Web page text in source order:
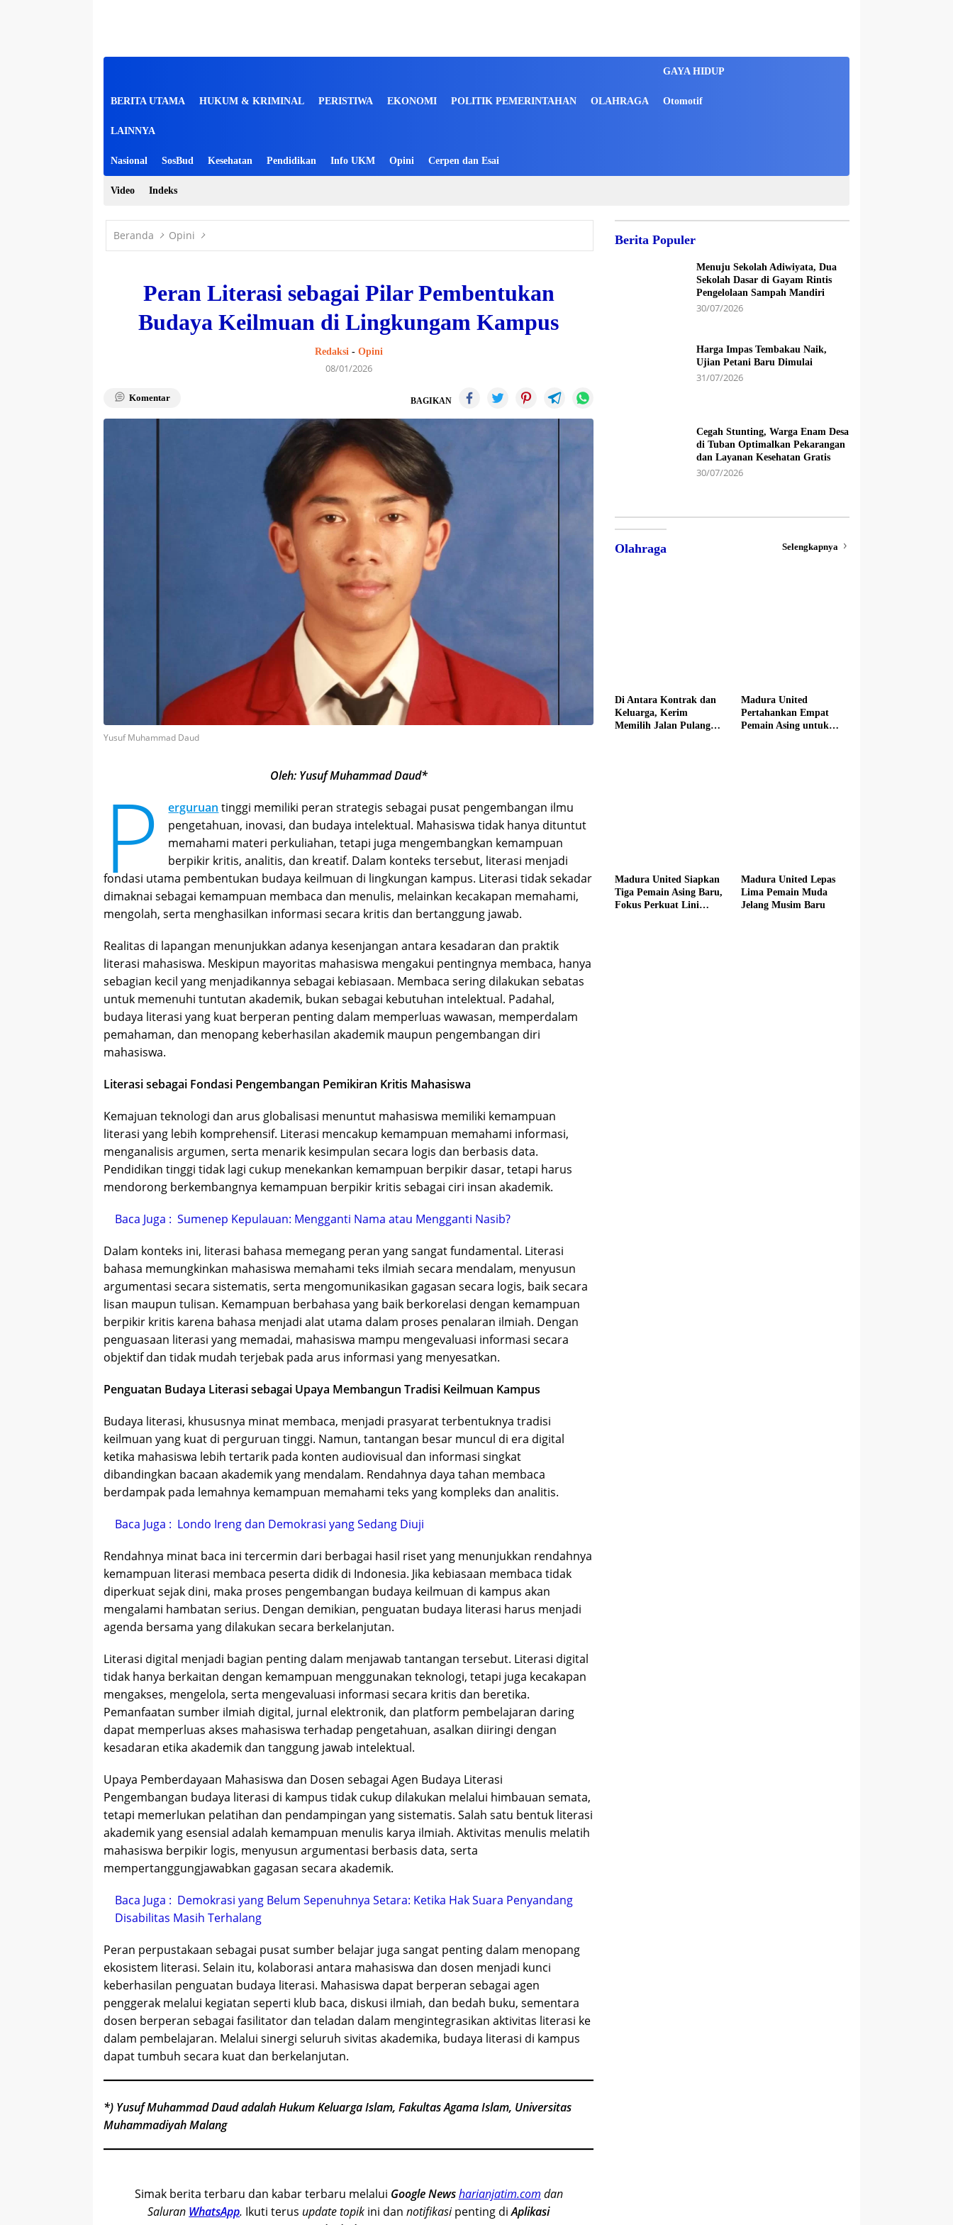
BERITA UTAMA HUKUM & KRIMINAL PERISTIWA EKONOMI POLITIK PEMERINTAHAN OLAHRAGA
GAYA HIDUP
Otomotif
LAINNYA
Nasional SosBud Kesehatan Pendidikan Info UKM Opini Cerpen dan Esai
Video Indeks
Beranda Opini
Peran Literasi sebagai Pilar Pembentukan
Budaya Keilmuan di Lingkungam Kampus
Redaksi- Opini
08/01/2026
Komentar BAGIKAN
Yusuf Muhammad Daud
Oleh: Yusuf Muhammad Daud*
P erguruan tinggi memiliki peran strategis sebagai pusat pengembangan ilmu
pengetahuan, inovasi, dan budaya intelektual. Mahasiswa tidak hanya dituntut
memahami materi perkuliahan, tetapi juga mengembangkan kemampuan
berpikir kritis, analitis, dan kreatif. Dalam konteks tersebut, literasi menjadi
fondasi utama pembentukan budaya keilmuan di lingkungan kampus. Literasi tidak sekadar
dimaknai sebagai kemampuan membaca dan menulis, melainkan kecakapan memahami,
mengolah, serta menghasilkan informasi secara kritis dan bertanggung jawab.
Realitas di lapangan menunjukkan adanya kesenjangan antara kesadaran dan praktik
literasi mahasiswa. Meskipun mayoritas mahasiswa mengakui pentingnya membaca, hanya
sebagian kecil yang menjadikannya sebagai kebiasaan. Membaca sering dilakukan sebatas
untuk memenuhi tuntutan akademik, bukan sebagai kebutuhan intelektual. Padahal,
budaya literasi yang kuat berperan penting dalam memperluas wawasan, memperdalam
pemahaman, dan menopang keberhasilan akademik maupun pengembangan diri
mahasiswa.
Literasi sebagai Fondasi Pengembangan Pemikiran Kritis Mahasiswa
Kemajuan teknologi dan arus globalisasi menuntut mahasiswa memiliki kemampuan
literasi yang lebih komprehensif. Literasi mencakup kemampuan memahami informasi,
menganalisis argumen, serta menarik kesimpulan secara logis dan berbasis data.
Pendidikan tinggi tidak lagi cukup menekankan kemampuan berpikir dasar, tetapi harus
mendorong berkembangnya kemampuan berpikir kritis sebagai ciri insan akademik.
Baca Juga : Sumenep Kepulauan: Mengganti Nama atau Mengganti Nasib?
Dalam konteks ini, literasi bahasa memegang peran yang sangat fundamental. Literasi
bahasa memungkinkan mahasiswa memahami teks ilmiah secara mendalam, menyusun
argumentasi secara sistematis, serta mengomunikasikan gagasan secara logis, baik secara
lisan maupun tulisan. Kemampuan berbahasa yang baik berkorelasi dengan kemampuan
berpikir kritis karena bahasa menjadi alat utama dalam proses penalaran ilmiah. Dengan
penguasaan literasi yang memadai, mahasiswa mampu mengevaluasi informasi secara
objektif dan tidak mudah terjebak pada arus informasi yang menyesatkan.
Penguatan Budaya Literasi sebagai Upaya Membangun Tradisi Keilmuan Kampus
Budaya literasi, khususnya minat membaca, menjadi prasyarat terbentuknya tradisi
keilmuan yang kuat di perguruan tinggi. Namun, tantangan besar muncul di era digital
ketika mahasiswa lebih tertarik pada konten audiovisual dan informasi singkat
dibandingkan bacaan akademik yang mendalam. Rendahnya daya tahan membaca
berdampak pada lemahnya kemampuan memahami teks yang kompleks dan analitis.
Baca Juga : Londo Ireng dan Demokrasi yang Sedang Diuji
Rendahnya minat baca ini tercermin dari berbagai hasil riset yang menunjukkan rendahnya
kemampuan literasi membaca peserta didik di Indonesia. Jika kebiasaan membaca tidak
diperkuat sejak dini, maka proses pengembangan budaya keilmuan di kampus akan
mengalami hambatan serius. Dengan demikian, penguatan budaya literasi harus menjadi
agenda bersama yang dilakukan secara berkelanjutan.
Literasi digital menjadi bagian penting dalam menjawab tantangan tersebut. Literasi digital
tidak hanya berkaitan dengan kemampuan menggunakan teknologi, tetapi juga kecakapan
mengakses, mengelola, serta mengevaluasi informasi secara kritis dan beretika.
Pemanfaatan sumber ilmiah digital, jurnal elektronik, dan platform pembelajaran daring
dapat memperluas akses mahasiswa terhadap pengetahuan, asalkan diiringi dengan
kesadaran etika akademik dan tanggung jawab intelektual.
Upaya Pemberdayaan Mahasiswa dan Dosen sebagai Agen Budaya Literasi
Pengembangan budaya literasi di kampus tidak cukup dilakukan melalui himbauan semata,
tetapi memerlukan pelatihan dan pendampingan yang sistematis. Salah satu bentuk literasi
akademik yang esensial adalah kemampuan menulis karya ilmiah. Aktivitas menulis melatih
mahasiswa berpikir logis, menyusun argumentasi berbasis data, serta
mempertanggungjawabkan gagasan secara akademik.
Baca Juga : Demokrasi yang Belum Sepenuhnya Setara: Ketika Hak Suara Penyandang
Disabilitas Masih Terhalang
Peran perpustakaan sebagai pusat sumber belajar juga sangat penting dalam menopang
ekosistem literasi. Selain itu, kolaborasi antara mahasiswa dan dosen menjadi kunci
keberhasilan penguatan budaya literasi. Mahasiswa dapat berperan sebagai agen
penggerak melalui kegiatan seperti klub baca, diskusi ilmiah, dan bedah buku, sementara
dosen berperan sebagai fasilitator dan teladan dalam mengintegrasikan aktivitas literasi ke
dalam pembelajaran. Melalui sinergi seluruh sivitas akademika, budaya literasi di kampus
dapat tumbuh secara kuat dan berkelanjutan.
*) Yusuf Muhammad Daud adalah Hukum Keluarga Islam, Fakultas Agama Islam, Universitas
Muhammadiyah Malang
Simak berita terbaru dan kabar terbaru melalui Google Newsharianjatim.com dan
Saluran WhatsApp. Ikuti terus updatetopik ini dannotifikasipenting diAplikasi
Berita Populer
Menuju Sekolah Adiwiyata, Dua
Sekolah Dasar di Gayam Rintis
Pengelolaan Sampah Mandiri
30/07/2026
Harga Impas Tembakau Naik,
Ujian Petani Baru Dimulai
31/07/2026
Cegah Stunting, Warga Enam Desa
di Tuban Optimalkan Pekarangan
dan Layanan Kesehatan Gratis
30/07/2026
Olahraga Selengkapnya
Di Antara Kontrak dan
Keluarga, Kerim
Memilih Jalan Pulang
Madura United
Pertahankan Empat
Pemain Asing untuk
Madura United Siapkan
Tiga Pemain Asing Baru,
Fokus Perkuat Lini
Madura United Lepas
Lima Pemain Muda
Jelang Musim Baru